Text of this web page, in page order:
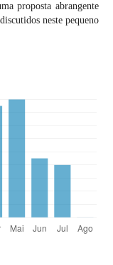
proposta abrangente
neste pequeno